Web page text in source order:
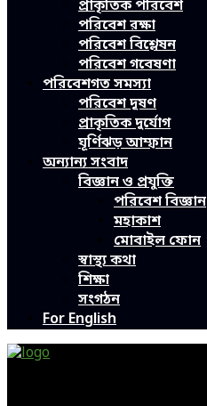
প্রাকৃতিক পরিবেশ
পরিবেশ রক্ষা
পরিবেশ বিশ্লেষন
পরিবেশ গবেষণা
পরিবেশগত সমস্যা
পরিবেশ দূষণ
প্রাকৃতিক দুর্যোগ
ঘূর্ণিঝড় আম্ফান
অন্যান্য সংবাদ
বিজ্ঞান ও প্রযুক্তি
পরিবেশ বিজ্ঞান
মহাকাশ
মোবাইল ফোন
স্বাস্থ্য কথা
শিক্ষা
সংগঠন
For English